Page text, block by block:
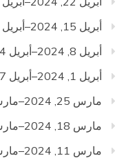
أبريل 15, 2024–أبريل 21, 2024
أبريل 8, 2024–أبريل 14, 2024
أبريل 1, 2024–أبريل 7, 2024
مارس 25, 2024–مارس 31, 2024
مارس 18, 2024–مارس 24, 2024
مارس 11, 2024–مارس 17, 2024